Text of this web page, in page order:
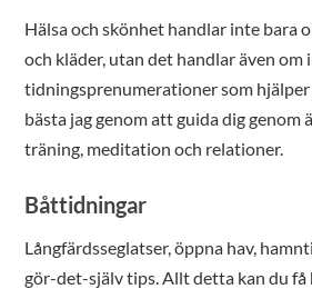
Hälsa och skönhet handlar inte bara
och kläder, utan det handlar även om
tidningsprenumerationer som
bästa jag genom att guida dig genom
träning, meditation och relationer.
Båttidningar
Långfärdsseglatser, öppna hav,
gör-det-själv tips. Allt detta kan du få